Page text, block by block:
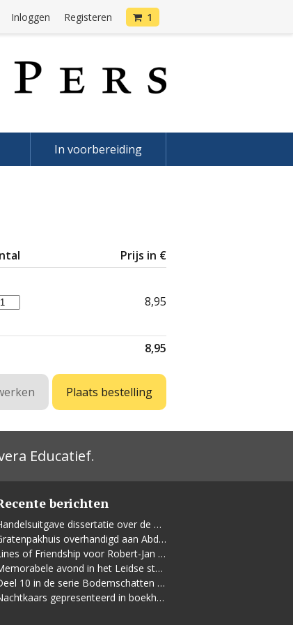
Inloggen Registeren 1
In voorbereiding
Prijs in €
8,95
8,95
Educatief.
berichten
Handelsuitgave dissertatie over de Leidse vrouwenbeweging
Gratenpakhuis overhandigd aan Abdelhaq Jermoumi
Lines of Friendship voor Robert-Jan te Rijdt
Memorabele avond in het Leidse stadhuis
Deel 10 in de serie Bodemschatten en Bouwgeheimen verschenen
Nachtkaars gepresenteerd in boekhandel De Kler